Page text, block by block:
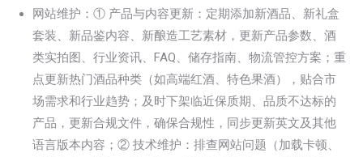
网站维护：① 产品与内容更新：定期添加新酒品、新礼盒
套装、新品鉴内容、新酿造工艺素材，更新产品参数、酒
类实拍图、行业资讯、FAQ、储存指南、物流管控方案；重
点更新热门酒品种类（如高端红酒、特色果酒），贴合市
场需求和行业趋势；及时下架临近保质期、品质不达标的
产品，更新合规文件，确保合规性，同步更新英文及其他
语言版本内容；② 技术维护：排查网站问题（加载卡顿、